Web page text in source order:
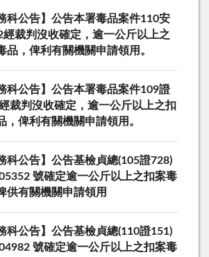
科公告】公告本署毒品案件110安
經裁判沒收確定，逾一公斤以上之
品，俾利有關機關申請領用。
科公告】公告本署毒品案件109證
裁判沒收確定，逾一公斤以上之扣
，俾利有關機關申請領用。
科公告】公告基檢貞總(105證728)
號確定逾一公斤以上之扣案毒
供有關機關申請領用
科公告】公告基檢貞總(110證151)
號確定逾一公斤以上之扣案毒